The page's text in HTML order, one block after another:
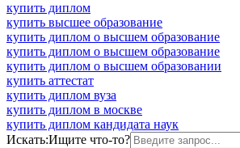
купить диплом
купить высшее образование
купить диплом о высшем образование
купить диплом о высшем образование
купить диплом о высшем образовании
купить аттестат
купить диплом вуза
купить диплом в москве
купить диплом кандидата наук
Искать:Ищите что-то?